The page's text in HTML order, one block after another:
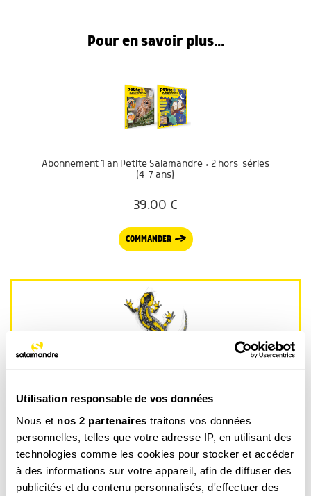
Utilisation responsable de vos données
Nous et nos 2 partenaires traitons vos données
personnelles, telles que votre adresse IP, en utilisant des
technologies comme les cookies pour stocker et accéder
à des informations sur votre appareil, afin de diffuser des
publicités et du contenu personnalisés, d'effectuer des
Pour en savoir plus...
Abonnement 1 an Petite Salamandre + 2 hors-séries
(4-7 ans)
39.00 €
COMMANDER
interviews, Minute Nature, …
Voir un exemple